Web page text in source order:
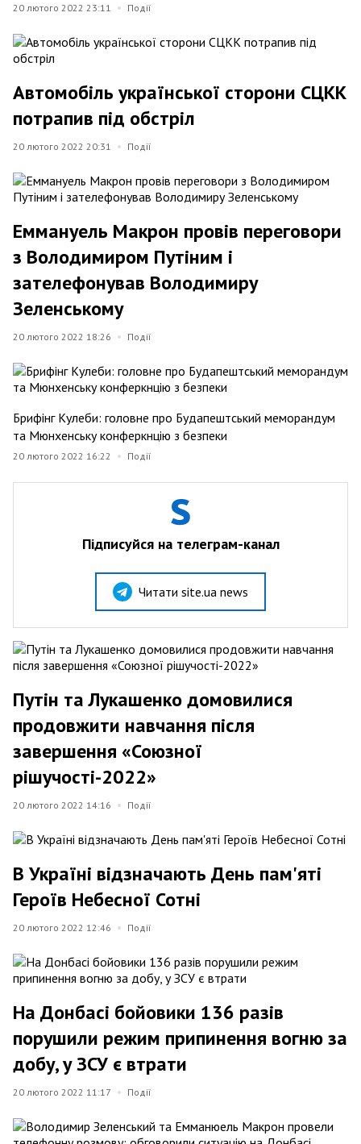
20 лютого 2022 23:11 Події
Автомобіль української сторони СЦКК
потрапив під обстріл
20 лютого 2022 20:31 Події
Еммануель Макрон провів переговори
з Володимиром Путіним і
зателефонував Володимиру
Зеленському
20 лютого 2022 18:26 Події
Брифінг Кулеби: головне про Будапештський меморандум
та Мюнхенську конферкнцію з безпеки
20 лютого 2022 16:22 Події
Підписуйся на телеграм-канал
Читати site.ua news
Путін та Лукашенко домовилися
продовжити навчання після
завершення «Союзної
рішучості-2022»
20 лютого 2022 14:16 Події
В Україні відзначають День пам'яті
Героїв Небесної Сотні
20 лютого 2022 12:46 Події
На Донбасі бойовики 136 разів
порушили режим припинення вогню за
добу, у ЗСУ є втрати
20 лютого 2022 11:17 Події